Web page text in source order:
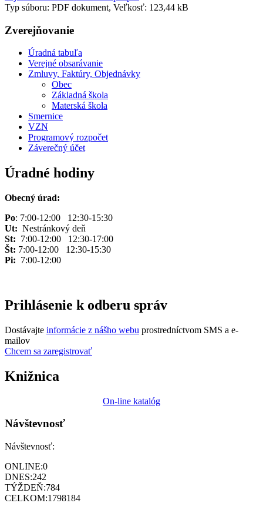
Typ súboru: PDF dokument, Veľkosť: 123,44 kB
Zverejňovanie
Úradná tabuľa
Verejné obsarávanie
Zmluvy, Faktúry, Objednávky
Obec
Základná škola
Materská škola
Smernice
VZN
Programový rozpočet
Záverečný účet
Úradné hodiny
Obecný úrad:
Po: 7:00-12:00 12:30-15:30
Ut: Nestránkový deň
St: 7:00-12:00 12:30-17:00
Št: 7:00-12:00 12:30-15:30
Pi: 7:00-12:00
Prihlásenie k odberu správ
Dostávajte informácie z nášho webu prostredníctvom SMS a e-
mailov
Chcem sa zaregistrovať
Knižnica
On-line katalóg
Návštevnosť
Návštevnosť:
ONLINE:0
DNES:242
TÝŽDEŇ:784
CELKOM:1798184